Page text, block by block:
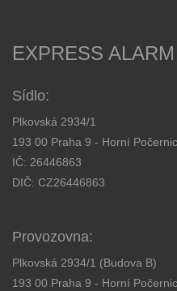
EXPRESS
Sídlo:
Plkovská 2934/1
193 00 Praha 9 - Horní
IČ: 26446863
DIČ: CZ26446863
Provozovna:
Plkovská 2934/1 (Budova B)
193 00 Praha 9 - Horní